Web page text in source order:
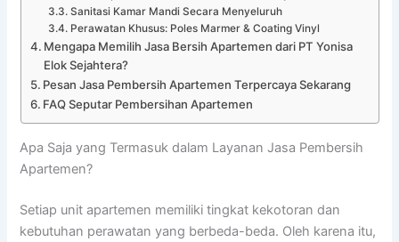
Sanitasi Kamar Mandi Secara Menyeluruh
Perawatan Khusus: Poles Marmer & Coating Vinyl
Mengapa Memilih Jasa Bersih Apartemen dari PT Yonisa
Elok Sejahtera?
Pesan Jasa Pembersih Apartemen Terpercaya Sekarang
FAQ Seputar Pembersihan Apartemen
Apa Saja yang Termasuk dalam Layanan Jasa Pembersih
Apartemen?
Setiap unit apartemen memiliki tingkat kekotoran dan
kebutuhan perawatan yang berbeda-beda. Oleh karena itu,